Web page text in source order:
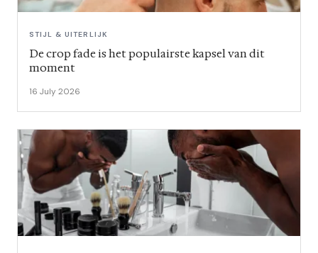
STIJL & UITERLIJK
De crop fade is het populairste kapsel van dit
moment
16 July 2026